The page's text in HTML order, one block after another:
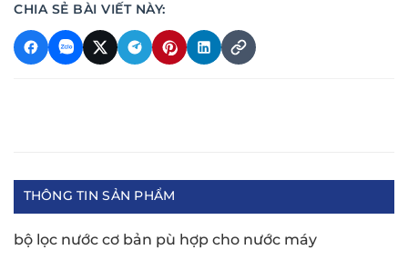
CHIA SẺ BÀI VIẾT NÀY:
THÔNG TIN SẢN PHẨM
bộ lọc nước cơ bản pù hợp cho nước máy